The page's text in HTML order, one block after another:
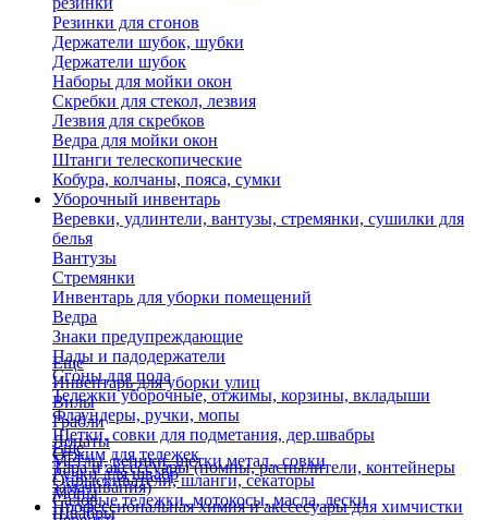
Резинки для сгонов
Держатели шубок, шубки
Держатели шубок
Наборы для мойки окон
Скребки для стекол, лезвия
Лезвия для скребков
Ведра для мойки окон
Штанги телескопические
Кобура, колчаны, пояса, сумки
Уборочный инвентарь
Веревки, удлинтели, вантузы, стремянки, сушилки для
белья
Вантузы
Стремянки
Инвентарь для уборки помещений
Ведра
Знаки предупреждающие
Пады и падодержатели
Сгоны для пола
Тележки уборочные, отжимы, корзины, вкладыши
Флаундеры, ручки, мопы
Щетки, совки для подметания, дер.швабры
Отжим для тележек
Ручки для швабр
Мопы
Швабры
Еще
Инвентарь для уборки улиц
Вилы
Грабли
Лопаты
Метлы, веники, щетки метал., совки
Опрыскиватели, шланги, секаторы
Садовые тележки, мотокосы, масла, лески
Еще
Тара и аксессуары (помпы, распылители, контейнеры
замачивания)
Профессиональная химия и акссесуары для химчистки